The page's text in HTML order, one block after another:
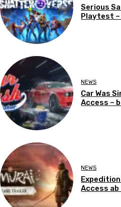
Serious
Playtest
NEWS
Car Was
Access –
NEWS
Access